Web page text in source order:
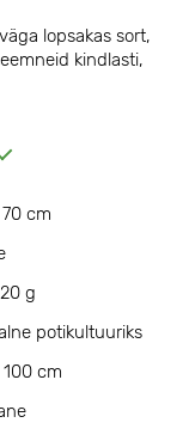
lopsakas sort,
kindlasti,
cm
g
potikultuuriks
cm